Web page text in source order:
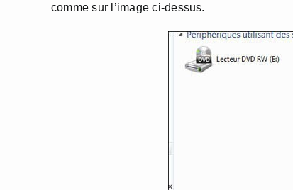
comme sur l’image ci-dessus.